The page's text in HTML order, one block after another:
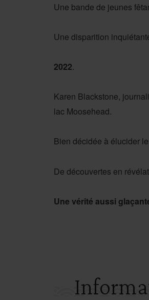
Une bande de jeunes
Une disparition
2022.
Karen Blackstone,
lac Moosehead.
Bien décidée à élucider
De découvertes en
Une vérité aussi